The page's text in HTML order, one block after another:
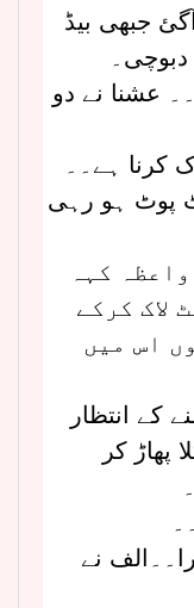
جبھی بیڈ
عشنا نے دو
کرنا ہے۔۔
پوٹ ہو رہی
کہہ
لاک کرکے
اس میں
کے انتظار
کر
نے